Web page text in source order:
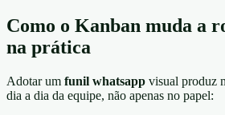
Como o Kanban muda a
na prática
Adotar um funil whatsapp visual produz
dia a dia da equipe, não apenas no papel: